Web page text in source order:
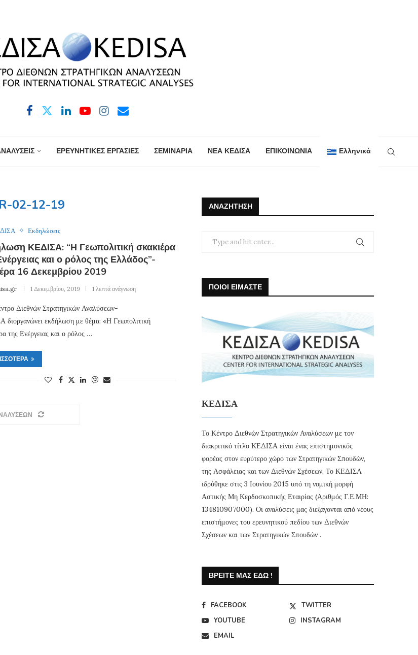
ΕΡΕΥΝΗΤΙΚΕΣ ΕΡΓΑΣΙΕΣ ΣΕΜΙΝΑΡΙΑ ΝΕΑ ΚΕΔΙΣΑ ΕΠΙΚΟΙΝΩΝΙΑ Ελληνικά
02-12-19
Εκδηλώσεις
ΚΕΔΙΣΑ: “Η Γεωπολιτική σκακιέρα
και ο ρόλος της Ελλάδος”-
16 Δεκεμβρίου 2019
1 Δεκεμβρίου, 2019 1 λεπτά ανάγνωση
Διεθνών Στρατηγικών Αναλύσεων-
διοργανώνει εκδήλωση με θέμα: «Η Γεωπολιτική
της Ενέργειας και ο ρόλος …
ΑΝΑΖΉΤΗΣΗ
ΠΟΙΟΙ ΕΙΜΑΣΤΕ
ΚΕΔΙΣΑ
Το Κέντρο Διεθνών Στρατηγικών Αναλύσεων με τον
διακριτικό τίτλο ΚΕΔΙΣΑ είναι ένας επιστημονικός
φορέας στον ευρύτερο χώρο των Στρατηγικών Σπουδών,
της Ασφάλειας και των Διεθνών Σχέσεων. Το ΚΕΔΙΣΑ
ιδρύθηκε στις 3 Ιουνίου 2015 υπό τη νομική μορφή
Αστικής Μη Κερδοσκοπικής Εταιρίας (Αριθμός Γ.Ε.ΜΗ:
134810907000). Οι αναλύσεις μας διεξάγονται από νέους
επιστήμονες του ερευνητικού πεδίου των Διεθνών
Σχέσεων και των Στρατηγικών Σπουδών .
ΒΡΕΊΤΕ ΜΑΣ ΕΔΏ !
FACEBOOK
TWITTER
YOUTUBE
INSTAGRAM
EMAIL